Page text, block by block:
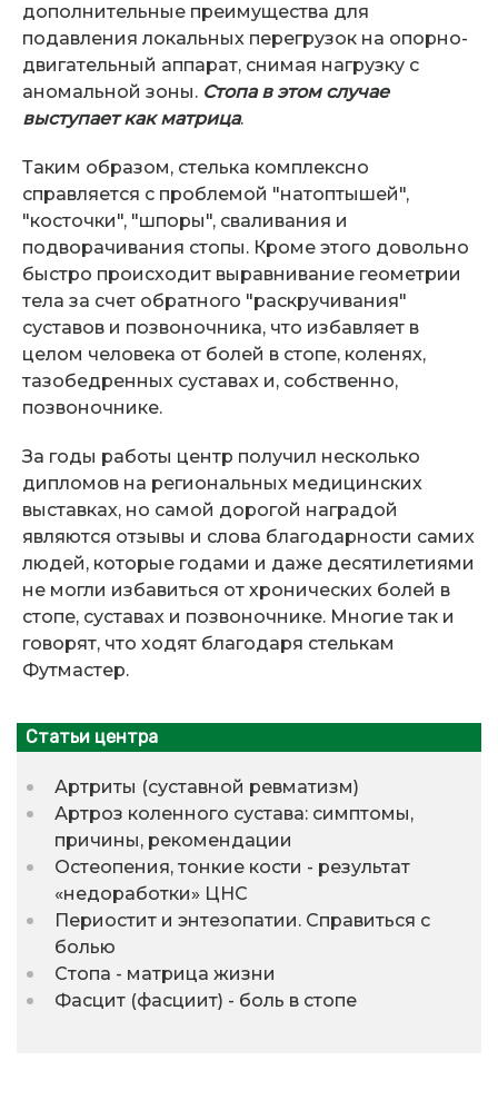
дополнительные преимущества для
подавления локальных перегрузок на опорно-
двигательный аппарат, снимая нагрузку с
аномальной зоны. Стопа в этом случае
выступает как матрица.
Таким образом, стелька комплексно
справляется с проблемой "натоптышей",
"косточки", "шпоры", сваливания и
подворачивания стопы. Кроме этого довольно
быстро происходит выравнивание геометрии
тела за счет обратного "раскручивания"
суставов и позвоночника, что избавляет в
целом человека от болей в стопе, коленях,
тазобедренных суставах и, собственно,
позвоночнике.
За годы работы центр получил несколько
дипломов на региональных медицинских
выставках, но самой дорогой наградой
являются отзывы и слова благодарности самих
людей, которые годами и даже десятилетиями
не могли избавиться от хронических болей в
стопе, суставах и позвоночнике. Многие так и
говорят, что ходят благодаря стелькам
Футмастер.
Статьи центра
Артриты (суставной ревматизм)
Артроз коленного сустава: симптомы,
причины, рекомендации
Остеопения, тонкие кости - результат
«недоработки» ЦНС
Периостит и энтезопатии. Справиться с
болью
Стопа - матрица жизни
Фасцит (фасциит) - боль в стопе